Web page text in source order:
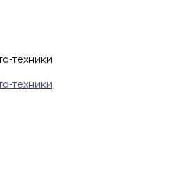
техники
техники